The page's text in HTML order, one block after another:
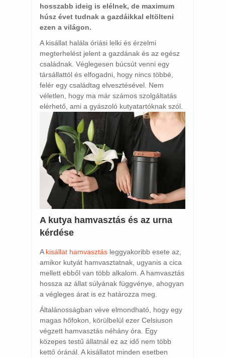
hosszabb ideig is elélnek, de maximum
húsz évet tudnak a gazdáikkal eltölteni
ezen a világon.
A kisállat halála óriási lelki és érzelmi
megterhelést jelent a gazdának és az egész
családnak. Véglegesen búcsút venni egy
társállattól és elfogadni, hogy nincs többé,
felér egy családtag elvesztésével. Nem
véletlen, hogy ma már számos szolgáltatás
elérhető, ami a gyászoló kutyatartóknak szól.
A kutya hamvasztás és az urna
kérdése
A kisállat hamvasztás leggyakoribb esete az,
amikor kutyát hamvasztatnak, ugyanis a cica
mellett ebből van több alkalom. A hamvasztás
hossza az állat súlyának függvénye, ahogyan
a végleges árat is ez határozza meg.
Általánosságban véve elmondható, hogy egy
magas hőfokon, körülbelül ezer Celsiuson
végzett hamvasztás néhány óra. Egy
közepes testű állatnál ez az idő nem több
kettő óránál. A kisállatot minden esetben